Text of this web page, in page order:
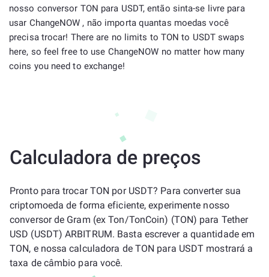
nosso conversor TON para USDT, então sinta-se livre para
usar ChangeNOW , não importa quantas moedas você
precisa trocar! There are no limits to TON to USDT swaps
here, so feel free to use ChangeNOW no matter how many
coins you need to exchange!
Calculadora de preços
Pronto para trocar TON por USDT? Para converter sua
criptomoeda de forma eficiente, experimente nosso
conversor de Gram (ex Ton/TonCoin) (TON) para Tether
USD (USDT) ARBITRUM. Basta escrever a quantidade em
TON, e nossa calculadora de TON para USDT mostrará a
taxa de câmbio para você.